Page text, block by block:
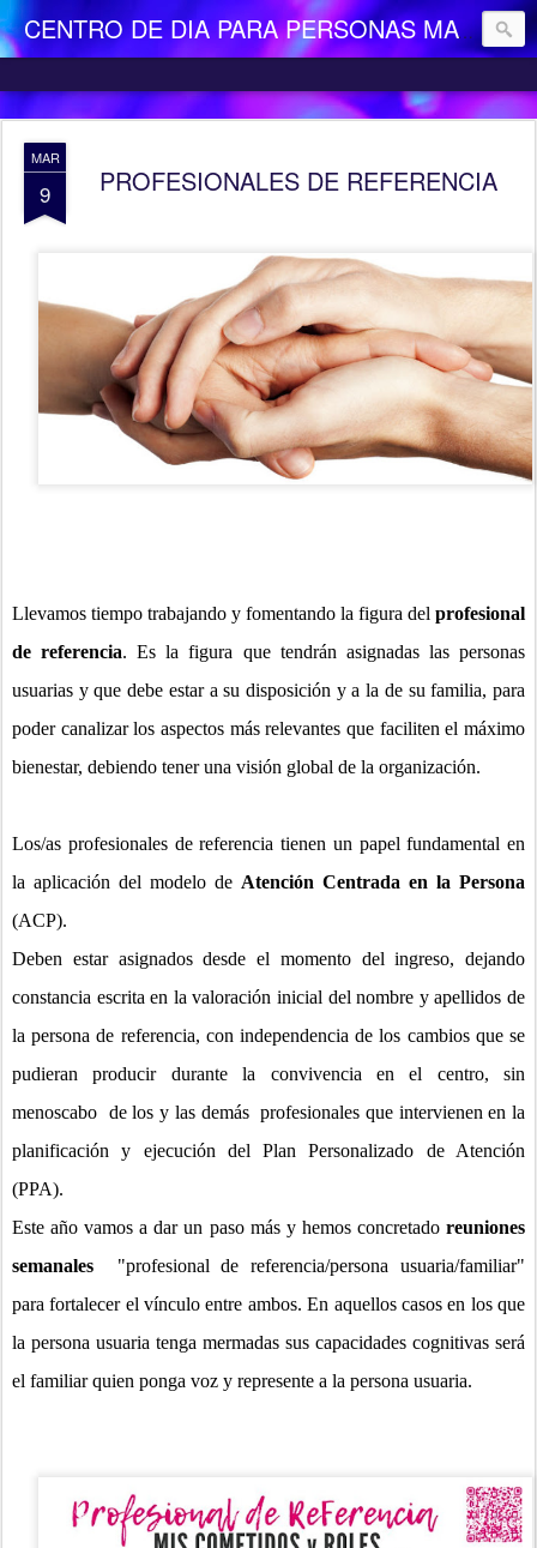
CENTRO DE DIA PARA PERSONAS MAYORES DEPENDIENTES "LA CAMOCHA"
MAR
9 PROFESIONALES DE REFERENCIA
Llevamos tiempo trabajando y fomentando la figura del profesional
de referencia. Es la figura que tendrán asignadas las personas
usuarias y que debe estar a su disposición y a la de su familia, para
poder canalizar los aspectos más relevantes que faciliten el máximo
bienestar, debiendo tener una visión global de la organización.
Los/as profesionales de referencia tienen un papel fundamental en
la aplicación del modelo de Atención Centrada en la Persona
(ACP).
Deben estar asignados desde el momento del ingreso, dejando
constancia escrita en la valoración inicial del nombre y apellidos de
la persona de referencia, con independencia de los cambios que se
pudieran producir durante la convivencia en el centro, sin
menoscabo de los y las demás profesionales que intervienen en la
planificación y ejecución del Plan Personalizado de Atención
(PPA).
Este año vamos a dar un paso más y hemos concretado reuniones
semanales "profesional de referencia/persona usuaria/familiar"
para fortalecer el vínculo entre ambos. En aquellos casos en los que
la persona usuaria tenga mermadas sus capacidades cognitivas será
el familiar quien ponga voz y represente a la persona usuaria.